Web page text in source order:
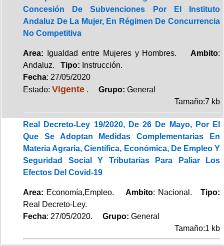
Concesión De Subvenciones Por El Instituto
Andaluz De La Mujer, En Régimen De Concurrencia
No Competitiva
Area: Igualdad entre Mujeres y Hombres. Ambito:
Andaluz. Tipo: Instrucción.
Fecha: 27/05/2020
Estado: Vigente . Grupo: General
Tamaño:7 kb
Real Decreto-Ley 19/2020, De 26 De Mayo, Por El
Que Se Adoptan Medidas Complementarias En
Materia Agraria, Científica, Económica, De Empleo Y
Seguridad Social Y Tributarias Para Paliar Los
Efectos Del Covid-19
Area: Economía,Empleo. Ambito: Nacional.Tipo:
Real Decreto-Ley.
Fecha: 27/05/2020. Grupo: General
Tamaño:1 kb